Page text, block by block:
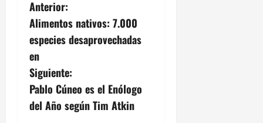
N
a
v
e
g
Anterior:
Alimentos nativos: 7.000
especies desaprovechadas
en
Siguiente:
Pablo Cúneo es el Enólogo
del Año según Tim Atkin